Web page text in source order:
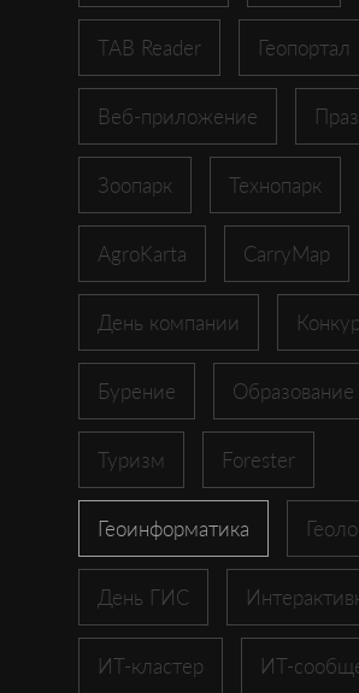
TAB Reader Геопортал
Веб-приложение
Зоопарк Технопарк
AgroKarta CarryMap
День компании
Бурение Образование
Туризм Forester
Геоинформатика
День ГИС
ИТ-кластер ИТ-